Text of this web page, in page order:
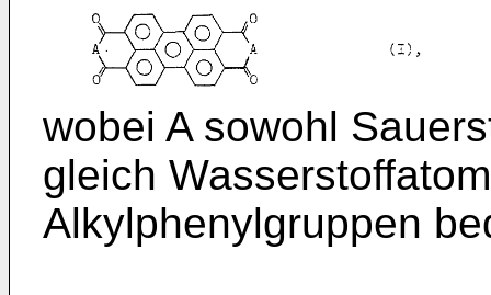
wobei A sowohl
gleich
Alkylphenylgruppen